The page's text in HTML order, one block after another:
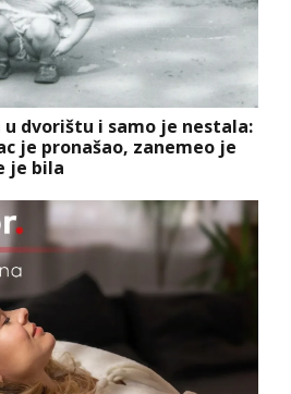
dvorištu i samo je nestala:
je pronašao, zanemeo je
je bila